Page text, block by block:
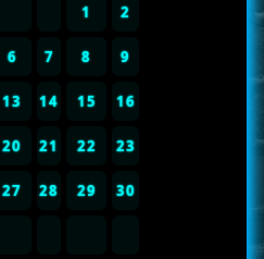
1 2
6 7 8 9
13 14 15 16
20 21 22 23
27 28 29 30